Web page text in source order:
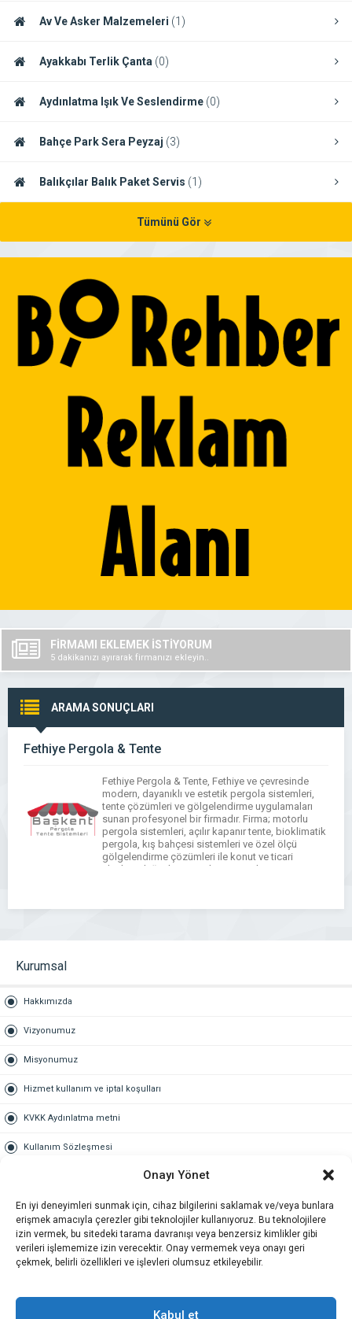
Onayı Yönet
En iyi deneyimleri sunmak için, cihaz bilgilerini saklamak ve/veya bunlara
erişmek amacıyla çerezler gibi teknolojiler kullanıyoruz. Bu teknolojilere
izin vermek, bu sitedeki tarama davranışı veya benzersiz kimlikler gibi
verileri işlememize izin verecektir. Onay vermemek veya onayı geri
çekmek, belirli özellikleri ve işlevleri olumsuz etkileyebilir.
Kabul et
Av Ve Asker Malzemeleri (1)
Ayakkabı Terlik Çanta (0)
Aydınlatma Işık Ve Seslendirme (0)
Bahçe Park Sera Peyzaj (3)
Balıkçılar Balık Paket Servis (1)
Tümünü Gör
FİRMAMI EKLEMEK İSTİYORUM
5 dakikanızı ayırarak firmanızı ekleyin..
ARAMA SONUÇLARI
Fethiye Pergola & Tente
Fethiye Pergola & Tente, Fethiye ve çevresinde
modern, dayanıklı ve estetik pergola sistemleri,
tente çözümleri ve gölgelendirme uygulamaları
sunan profesyonel bir firmadır. Firma; motorlu
pergola sistemleri, açılır kapanır tente, bioklimatik
pergola, kış bahçesi sistemleri ve özel ölçü
gölgelendirme çözümleri ile konut ve ticari
alanlara değer katar. Fethiye Pergola & Tente,
Kurumsal
Hakkımızda
Vizyonumuz
Misyonumuz
Hizmet kullanım ve iptal koşulları
KVKK Aydınlatma metni
Kullanım Sözleşmesi
Gold üyelik nedir
Kariyer